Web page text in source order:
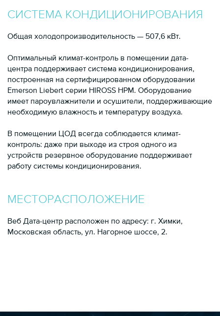
СИСТЕМА КОНДИЦИОНИРОВАНИЯ
Общая холодопроизводительность — 507,6 кВт.
Оптимальный климат-контроль в помещении дата-
центра поддерживает система кондиционирования,
построенная на сертифицированном оборудовании
Emerson Liebert серии HIROSS HPM. Оборудование
имеет пароувлажнители и осушители, поддерживающие
необходимую влажность и температуру воздуха.
В помещении ЦОД всегда соблюдается климат-
контроль: даже при выходе из строя одного из
устройств резервное оборудование поддерживает
работу системы кондиционирования.
МЕСТОРАСПОЛОЖЕНИЕ
Веб Дата-центр расположен по адресу: г. Химки,
Московская область, ул. Нагорное шоссе, 2.